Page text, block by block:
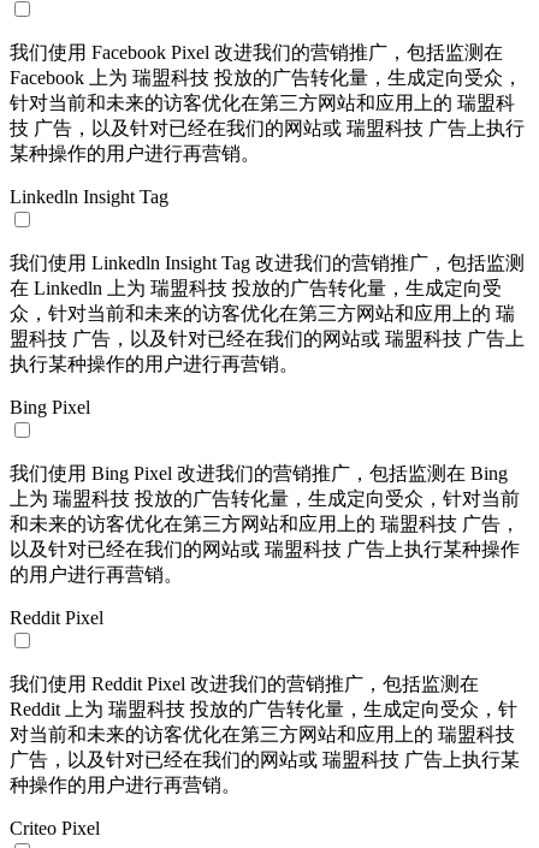
我们使用 Facebook Pixel 改进我们的营销推广，包括监测在
Facebook 上为 瑞盟科技 投放的广告转化量，生成定向受众，
针对当前和未来的访客优化在第三方网站和应用上的 瑞盟科
技 广告，以及针对已经在我们的网站或 瑞盟科技 广告上执行
某种操作的用户进行再营销。
Linkedln Insight Tag
我们使用 Linkedln Insight Tag 改进我们的营销推广，包括监测
在 Linkedln 上为 瑞盟科技 投放的广告转化量，生成定向受
众，针对当前和未来的访客优化在第三方网站和应用上的 瑞
盟科技 广告，以及针对已经在我们的网站或 瑞盟科技 广告上
执行某种操作的用户进行再营销。
Bing Pixel
我们使用 Bing Pixel 改进我们的营销推广，包括监测在 Bing
上为 瑞盟科技 投放的广告转化量，生成定向受众，针对当前
和未来的访客优化在第三方网站和应用上的 瑞盟科技 广告，
以及针对已经在我们的网站或 瑞盟科技 广告上执行某种操作
的用户进行再营销。
Reddit Pixel
我们使用 Reddit Pixel 改进我们的营销推广，包括监测在
Reddit 上为 瑞盟科技 投放的广告转化量，生成定向受众，针
对当前和未来的访客优化在第三方网站和应用上的 瑞盟科技
广告，以及针对已经在我们的网站或 瑞盟科技 广告上执行某
种操作的用户进行再营销。
Criteo Pixel